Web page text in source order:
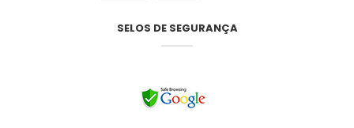
SELOS DE SEGURANÇA